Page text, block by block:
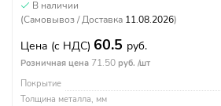
В наличии
(Самовывоз / Доставка 11.08.2026)
Цена (с НДС) 60.5 руб.
Розничная цена 71.50 руб. /шт
Покрытие
Толщина металла, мм